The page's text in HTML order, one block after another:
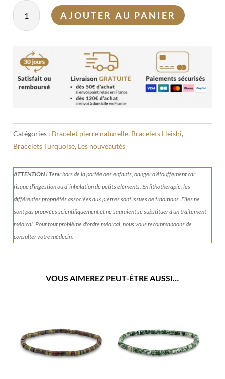
quantité
Bracelet
d'Afrique
Heishi
AJOUTER AU PANIER
Catégories : Bracelet pierre naturelle, Bracelets Heishi,
Bracelets Turquoise, Les nouveautés
ATTENTION !Tenirhors de la portée des enfants, danger d'étouffement car
risque d’ingestion ou d’ inhalation de petits éléments.En lithothérapie, les
différentes propriétés associées aux pierres sont issues de traditions. Elles ne
sont pas prouvées scientifiquement et ne sauraient se substituer à un traitement
médical. Pour tout problème d'ordre médical, nous vous recommandons de
consulter votre médecin.
VOUS AIMEREZ PEUT-ÊTRE AUSSI…